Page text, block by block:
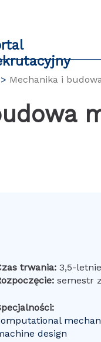
Mechanika i
trwania:3,5-letnie
semestr
design